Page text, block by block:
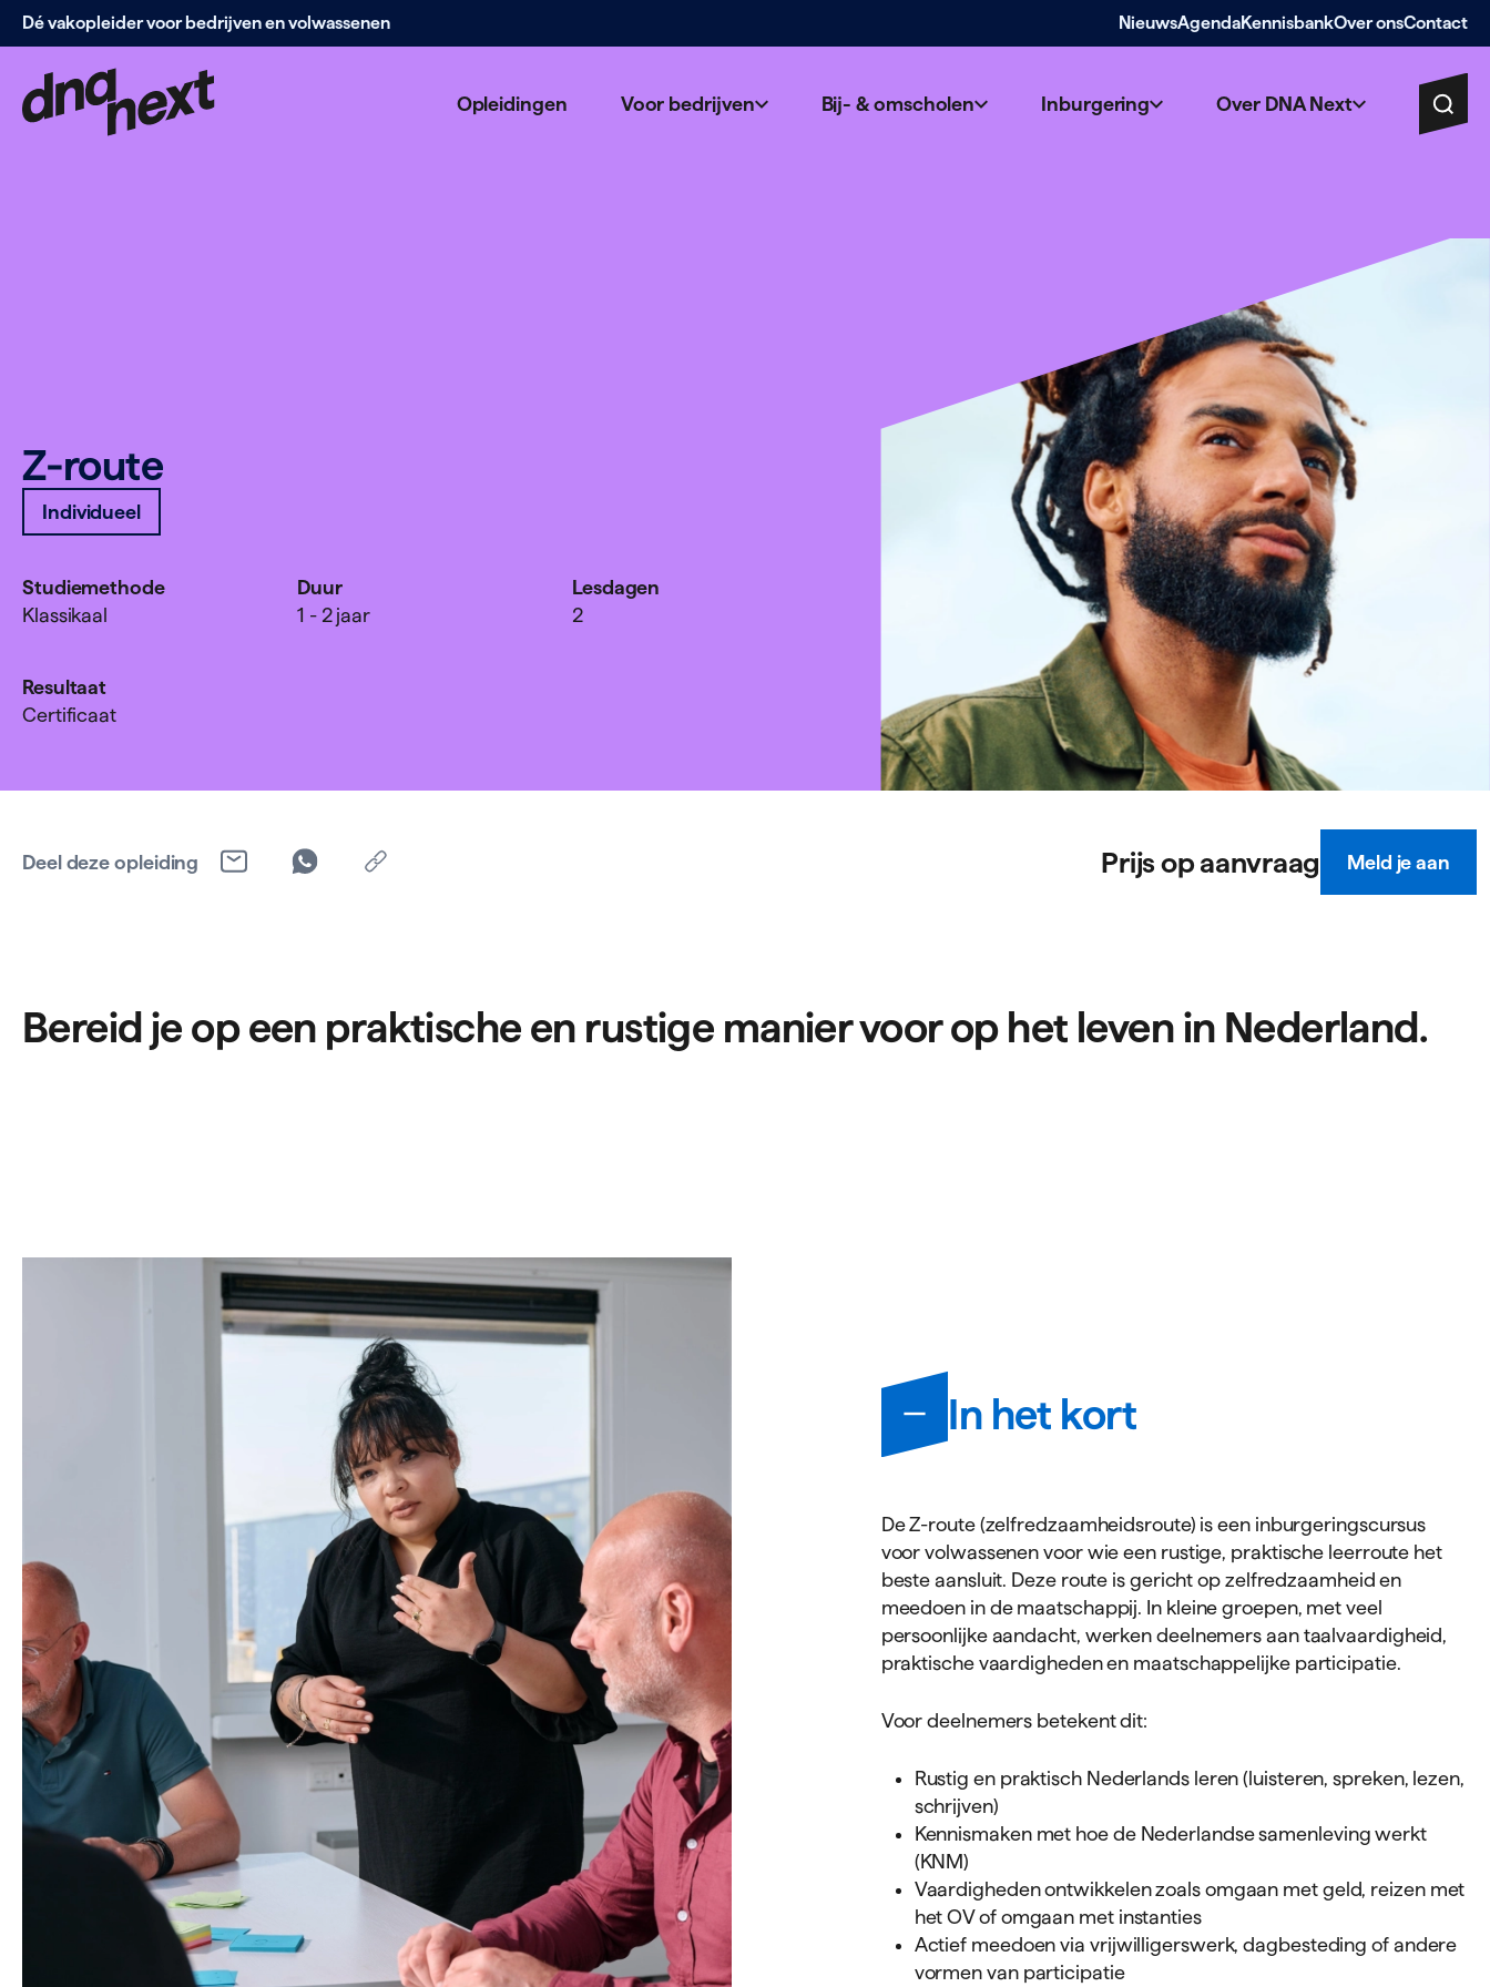
Navigatie
overslaan
Dé vakopleider voor bedrijven en volwassenen NieuwsAgendaKennisbankOver onsContact
Opleidingen Voor bedrijven Bij- & omscholen Inburgering Over DNA Next
Z‑route
Individueel
Studiemethode
Klassikaal
Duur
1 - 2 jaar
Lesdagen
2
Resultaat
Certificaat
Deel deze opleiding Prijs op aanvraag Meld je aan
Bereid je op een praktische en rustige manier voor op het leven in Nederland.
In het kort
De Z-route (zelfredzaamheidsroute) is een inburgeringscursus
voor volwassenen voor wie een rustige, praktische leerroute het
beste aansluit. Deze route is gericht op zelfredzaamheid en
meedoen in de maatschappij. In kleine groepen, met veel
persoonlijke aandacht, werken deelnemers aan taalvaardigheid,
praktische vaardigheden en maatschappelijke participatie.
Voor deelnemers betekent dit:
Rustig en praktisch Nederlands leren (luisteren, spreken, lezen,
schrijven)
Kennismaken met hoe de Nederlandse samenleving werkt
(KNM)
Vaardigheden ontwikkelen zoals omgaan met geld, reizen met
het OV of omgaan met instanties
Actief meedoen via vrijwilligerswerk, dagbesteding of andere
vormen van participatie